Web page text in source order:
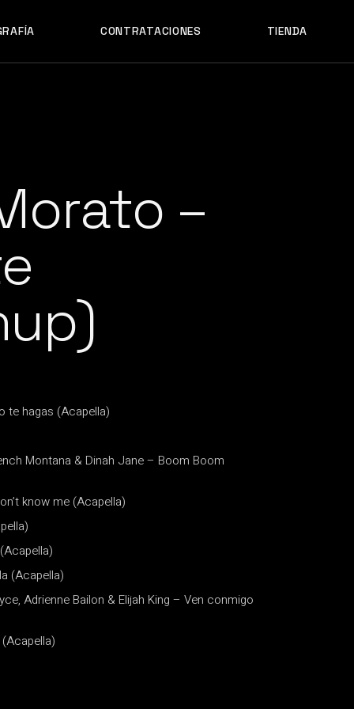
CONTRATACIONES TIENDA
–
te hagas (Acapella)
Montana & Dinah Jane – Boom Boom
know me (Acapella)
(Acapella)
Adrienne Bailon & Elijah King – Ven conmigo